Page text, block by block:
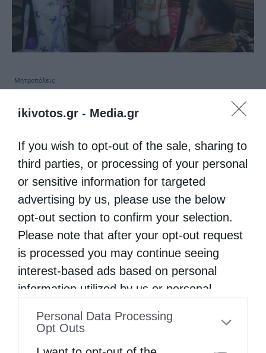
ikivotos.gr - Media.gr
If you wish to opt-out of the sale, sharing to
third parties, or processing of your personal
or sensitive information for targeted
advertising by us, please use the below
opt-out section to confirm your selection.
Please note that after your opt-out request
is processed you may continue seeing
interest-based ads based on personal
information utilized by us or personal
to your opt-out. You may separately opt-out
Personal Data Processing
Opt Outs
Μητροπόλεις
O Μητροπολίτης Μαντινείας στην ιστορική
Στεμνίτσα Γορτυνίας
από christina 22 Μαΐου 2018
O Μητροπολίτης Μαντινείας και Κυνουρίας
κ. Αλέξανδρος την Κυριακή 20 Μαΐου 2018
λειτούργησε και κήρυξε στον Ιερό Ναό Αγίου
Γεωργίου στην ιστορική Στεμνίτσα
Γορτυνίας, κατόπιν αδείας και ευλογίας του
Σεβασμιωτάτου επιχωρίου Μητροπολίτου …